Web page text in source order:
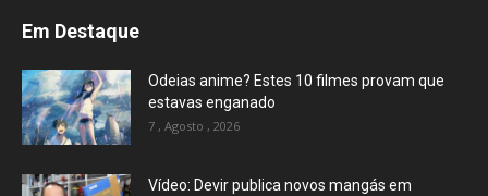
Em Destaque
Odeias anime? Estes 10 filmes provam que
estavas enganado
7 , Agosto , 2026
Vídeo: Devir publica novos mangás em